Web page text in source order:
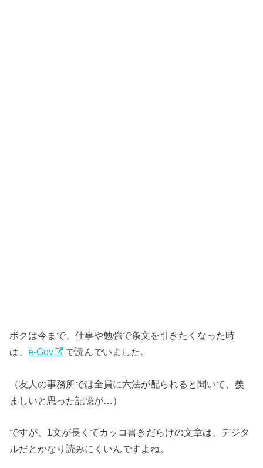
ボクは今まで、仕事や勉強で条文を引きたくなった時
は、e-Gov で読んでいました。
（友人の事務所では全員に六法が配られると聞いて、羨
ましいと思った記憶が…）
ですが、1文が長くてカッコ書きだらけの文章は、デジタ
ルだとかなり読みにくいんですよね。